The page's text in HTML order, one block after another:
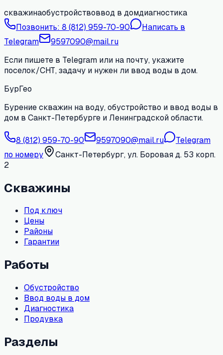
скважинаобустройствоввод в домдиагностика
Позвонить: 8 (812) 959-70-90
Написать в
Telegram
9597090@mail.ru
Если пишете в Telegram или на почту, укажите
поселок/СНТ, задачу и нужен ли ввод воды в дом.
БурГео
Бурение скважин на воду, обустройство и ввод воды в
дом в Санкт-Петербурге и Ленинградской области.
8 (812) 959-70-90 9597090@mail.ru
Telegram
по номеру
Санкт-Петербург, ул. Боровая д. 53 корп.
2
Скважины
Под ключ
Цены
Районы
Гарантии
Работы
Обустройство
Ввод воды в дом
Диагностика
Продувка
Разделы